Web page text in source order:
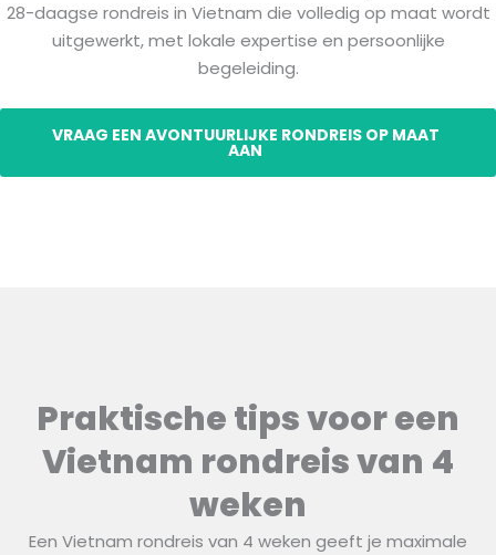
28-daagse rondreis in Vietnam die volledig op maat wordt
uitgewerkt, met lokale expertise en persoonlijke
begeleiding.
VRAAG EEN AVONTUURLIJKE RONDREIS OP MAAT
AAN
Praktische tips voor een
Vietnam rondreis van 4
weken
Een Vietnam rondreis van 4 weken geeft je maximale